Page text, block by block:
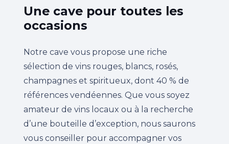
Une cave pour toutes les
occasions
Notre cave vous propose une riche
sélection de vins rouges, blancs, rosés,
champagnes et spiritueux, dont 40 % de
références vendéennes. Que vous soyez
amateur de vins locaux ou à la recherche
d’une bouteille d’exception, nous saurons
vous conseiller pour accompagner vos